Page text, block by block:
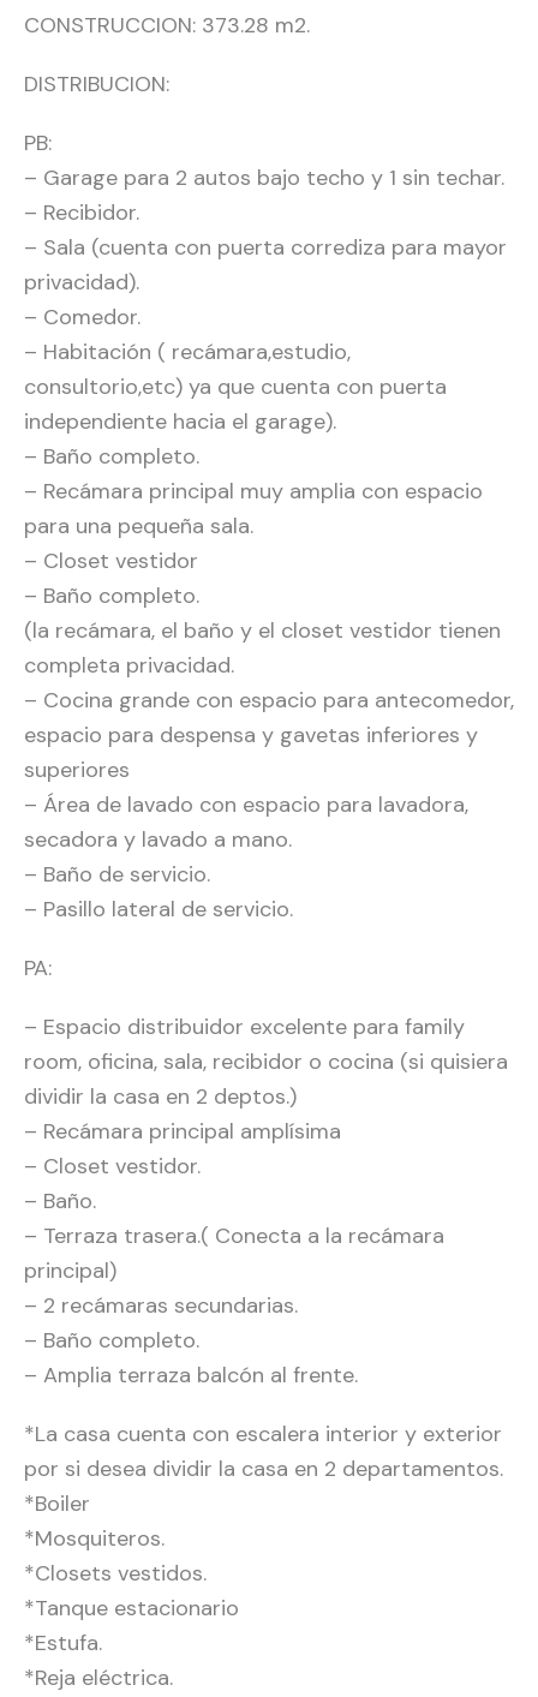
CONSTRUCCION: 373.28 m2.
DISTRIBUCION:
PB:
– Garage para 2 autos bajo techo y 1 sin techar.
– Recibidor.
– Sala (cuenta con puerta corrediza para mayor
privacidad).
– Comedor.
– Habitación ( recámara,estudio,
consultorio,etc) ya que cuenta con puerta
independiente hacia el garage).
– Baño completo.
– Recámara principal muy amplia con espacio
para una pequeña sala.
– Closet vestidor
– Baño completo.
(la recámara, el baño y el closet vestidor tienen
completa privacidad.
– Cocina grande con espacio para antecomedor,
espacio para despensa y gavetas inferiores y
superiores
– Área de lavado con espacio para lavadora,
secadora y lavado a mano.
– Baño de servicio.
– Pasillo lateral de servicio.
PA:
– Espacio distribuidor excelente para family
room, oficina, sala, recibidor o cocina (si quisiera
dividir la casa en 2 deptos.)
– Recámara principal amplísima
– Closet vestidor.
– Baño.
– Terraza trasera.( Conecta a la recámara
principal)
– 2 recámaras secundarias.
– Baño completo.
– Amplia terraza balcón al frente.
*La casa cuenta con escalera interior y exterior
por si desea dividir la casa en 2 departamentos.
*Boiler
*Mosquiteros.
*Closets vestidos.
*Tanque estacionario
*Estufa.
*Reja eléctrica.